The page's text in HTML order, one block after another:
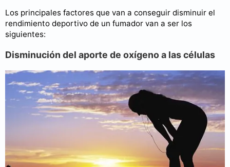
Los principales factores que van a conseguir disminuir el
rendimiento deportivo de un fumador van a ser los
siguientes:
Disminución del aporte de oxígeno a las células